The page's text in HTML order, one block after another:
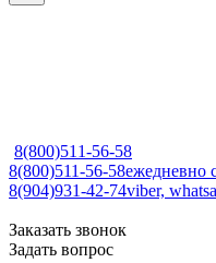
8(800)511-56-58
8(800)511-56-58ежедневно
8(904)931-42-74viber,
Заказать звонок
Задать вопрос